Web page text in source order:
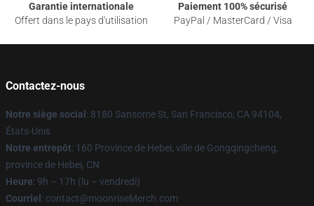
Garantie internationale
Offert dans le pays d'utilisation
Paiement 100% sécurisé
PayPal / MasterCard / Visa
Contactez-nous
Notre siège social : 8180 Sansome St, San Francisco, CA 94104,
États-Unis
Notre entrepôt: 160 Province de Hebei, ville de Gongqingcheng,
province de Hebei, CN
Heure: 9h – 17h (lu – vendredi)
Courriel : contact@moonriseMerch.com